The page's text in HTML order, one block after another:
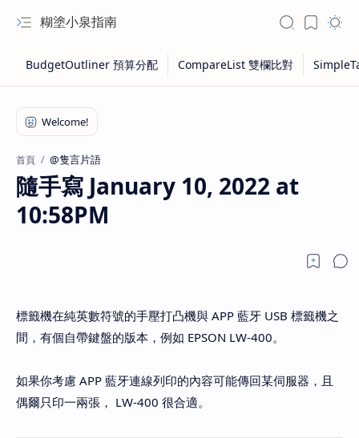
糊塗小泉指南
首頁 @隻言片語
隨手寫 January 10, 2022 at
10:58PM
標籤機在純英數符號的手壓打凸機與 APP 藍牙 USB 標籤機之
間，有個自帶鍵盤的版本，例如 EPSON LW-400。
如果你考慮 APP 藍牙連線列印的內容可能傳回某伺服器，且
偶爾只印一兩張， LW-400 很合適。